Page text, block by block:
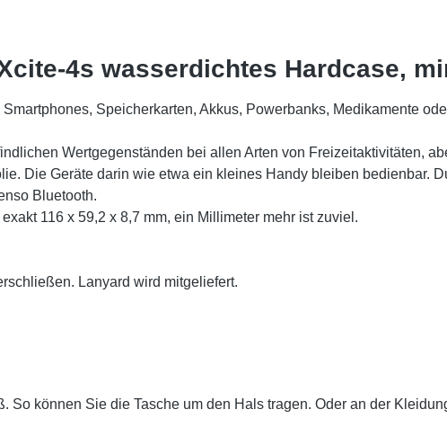
4s wasserdichtes Hardcase,
Speicherkarten, Akkus, Powerbanks, Medikamente
Wertgegenständen bei allen Arten von Freizeitaktivitäten,
Die Geräte darin wie etwa ein kleines Handy bleiben bedienbar.
Bluetooth.
116 x 59,2 x 8,7 mm, ein Millimeter mehr ist zuviel.
Lanyard wird mitgeliefert.
So können Sie die Tasche um den Hals tragen. Oder an der